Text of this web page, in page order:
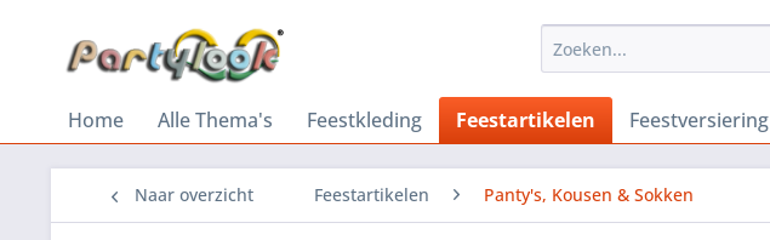
Home Alle Thema's Feestkleding Feestartikelen Feestversiering
Naar overzicht Feestartikelen Panty's, Kousen & Sokken